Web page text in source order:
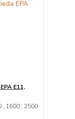
E11,
, 1600 , 2500